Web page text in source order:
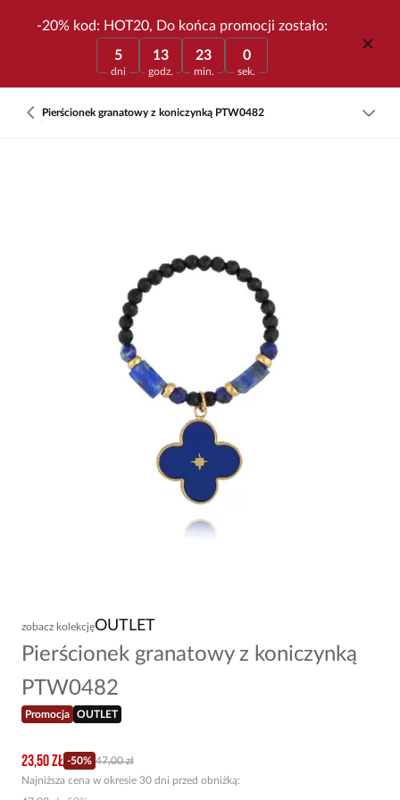
-20% kod: HOT20, Do końca promocji zostało:
5
dni
13
godz.
23
min.
0
sek.
Pierścionek granatowy z koniczynką PTW0482
zobacz kolekcjęOUTLET
Pierścionek granatowy z koniczynką
PTW0482
Promocja OUTLET
23,50 zł -50% 47,00 zł
Najniższa cena w okresie 30 dni przed obniżką: